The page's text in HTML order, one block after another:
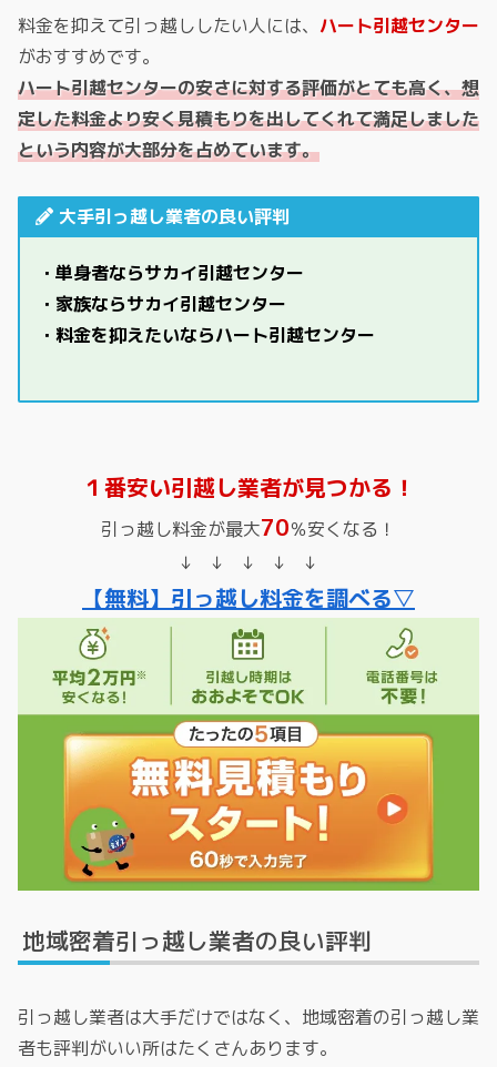
料金を抑えて引っ越ししたい人には、 ハート引越センター
がおすすめです。
ハート引越センターの安さに対する評価がとても高く、想
定した料金より安く見積もりを出してくれて満足しました
という内容が大部分を占めています。
大手引っ越し業者の良い評判
・単身者ならサカイ引越センター
・家族ならサカイ引越センター
・料金を抑えたいならハート引越センター
１番安い引越し業者が見つかる！
引っ越し料金が最大70％安くなる！
↓ ↓ ↓ ↓ ↓
【無料】引っ越し料金を調べる▽
地域密着引っ越し業者の良い評判
引っ越し業者は大手だけではなく、地域密着の引っ越し業
者も評判がいい所はたくさんあります。